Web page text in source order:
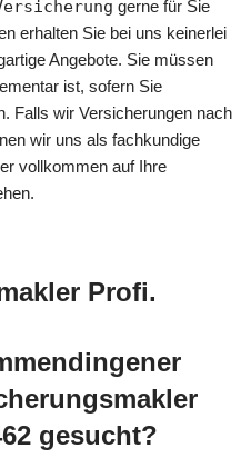
gerne für Sie
erhalten Sie bei uns keinerlei
Angebote. Sie müssen
ist, sofern Sie
Falls wir Versicherungen nach
wir uns als fachkundige
vollkommen auf Ihre
Profi.
gesucht?